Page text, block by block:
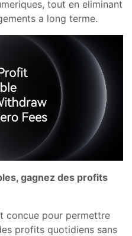
tout en eliminant
a long terme.
gagnez des profits
concue pour permettre
profits quotidiens sans